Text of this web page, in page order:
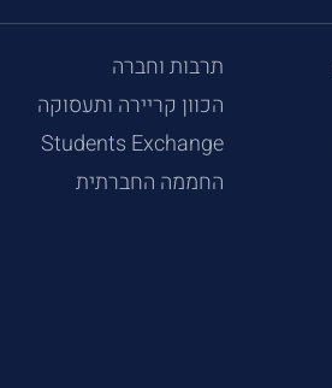
תרבות וחברה
הכוון קריירה ותעסוקה
Students Exchange
החממה החברתית